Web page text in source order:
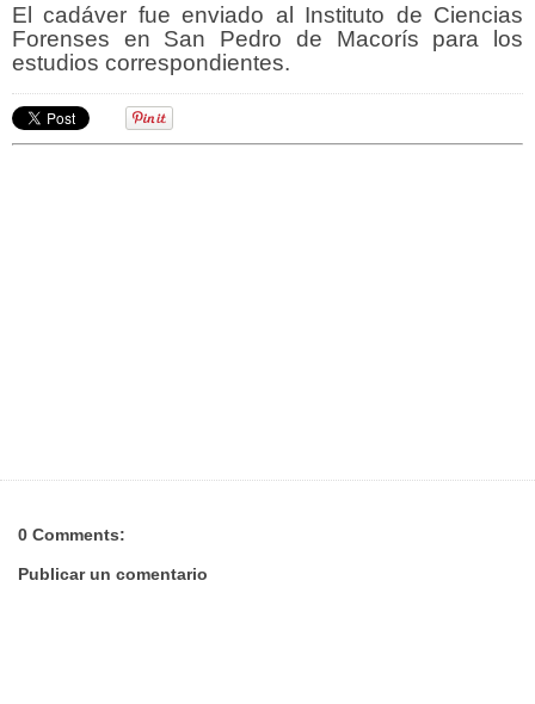
El cadáver fue enviado al Instituto de Ciencias
Forenses en San Pedro de Macorís para los
estudios correspondientes.
0 Comments:
Publicar un comentario